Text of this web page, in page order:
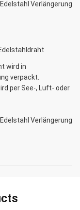
wird in
verpackt.
per See-, Luft- oder